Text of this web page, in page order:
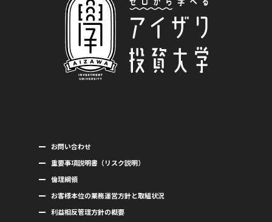
お問い合わせ
重要事項説明書（リスク説明）
倫理綱領
お客様本位の業務運営方針と取組状況
利益相反管理方針の概要